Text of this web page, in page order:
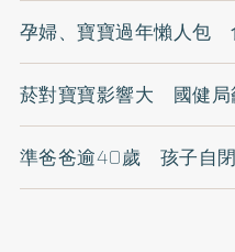
孕婦、寶寶過年懶人包
菸對寶寶影響大 國健局
準爸爸逾40歲 孩子自閉